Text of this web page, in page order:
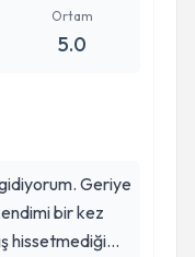
kendini
Ortam
5.0
Geriye
bir kez
hissetmediğimi